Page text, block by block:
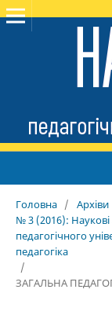
Головна / Архіви
№ 3 (2016):
педагогічного
педагогіка
/
ЗАГАЛЬНА